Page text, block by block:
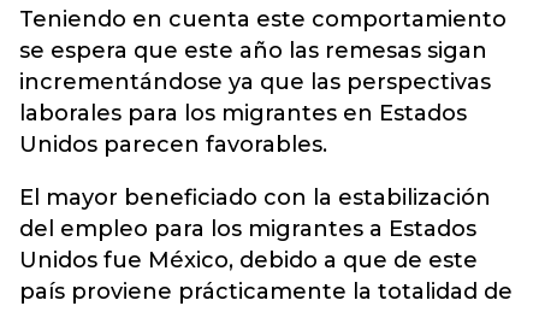
Teniendo en cuenta este comportamiento
se espera que este año las remesas sigan
incrementándose ya que las perspectivas
laborales para los migrantes en Estados
Unidos parecen favorables.
El mayor beneficiado con la estabilización
del empleo para los migrantes a Estados
Unidos fue México, debido a que de este
país proviene prácticamente la totalidad de